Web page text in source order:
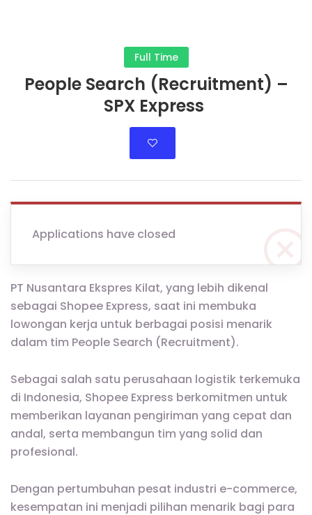
Full Time
People Search (Recruitment) –
SPX Express
Applications have closed
PT Nusantara Ekspres Kilat, yang lebih dikenal
sebagai Shopee Express, saat ini membuka
lowongan kerja untuk berbagai posisi menarik
dalam tim People Search (Recruitment).
Sebagai salah satu perusahaan logistik terkemuka
di Indonesia, Shopee Express berkomitmen untuk
memberikan layanan pengiriman yang cepat dan
andal, serta membangun tim yang solid dan
profesional.
Dengan pertumbuhan pesat industri e-commerce,
kesempatan ini menjadi pilihan menarik bagi para